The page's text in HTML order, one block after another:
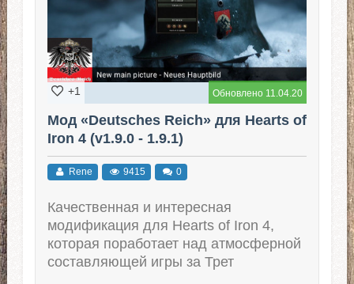
Обновлено 11.04.20
+1
Мод «Deutsches Reich» для Hearts of
Iron 4 (v1.9.0 - 1.9.1)
Rene 9415 0
Качественная и интересная
модификация для Hearts of Iron 4,
которая поработает над атмосферной
составляющей игры за Трет